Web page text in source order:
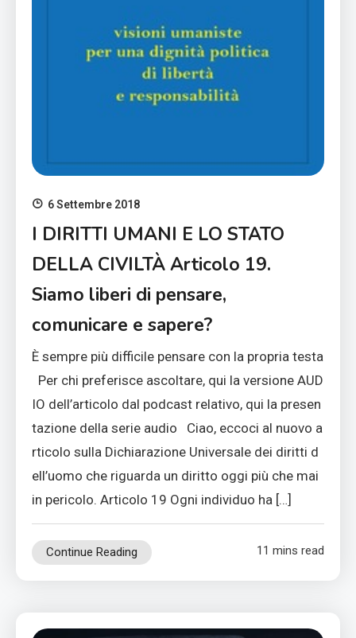
6 Settembre 2018
I DIRITTI UMANI E LO STATO
DELLA CIVILTÀ Articolo 19.
Siamo liberi di pensare,
comunicare e sapere?
È sempre più difficile pensare con la propria testa
Per chi preferisce ascoltare, qui la versione AUD
IO dell’articolo dal podcast relativo, qui la presen
tazione della serie audio Ciao, eccoci al nuovo a
rticolo sulla Dichiarazione Universale dei diritti d
ell’uomo che riguarda un diritto oggi più che mai
in pericolo. Articolo 19 Ogni individuo ha […]
Continue Reading 11 mins read